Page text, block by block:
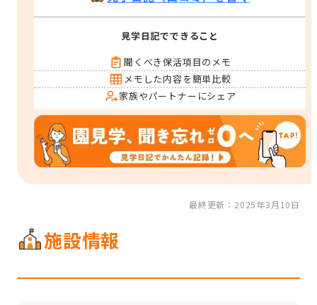
見学日記でできること
聞くべき保活項目のメモ
メモした内容を簡単比較
家族やパートナーにシェア
最終更新：2025年3月10日
施設情報